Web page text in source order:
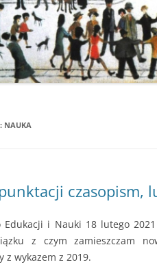
NAUKA
czasopism,
Edukacji i Nauki 18 lutego
z czym zamieszczam
z wykazem z 2019.